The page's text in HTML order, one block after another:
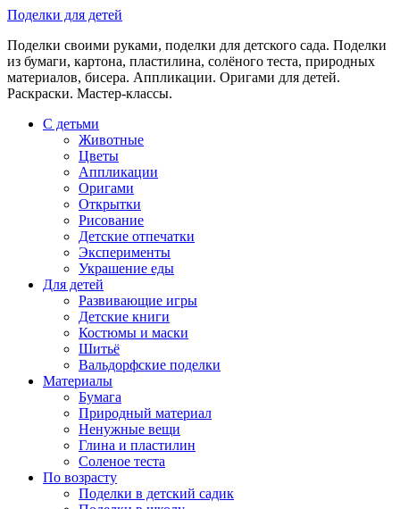
Skip
content
Поделки для детей
Поделки своими руками, поделки для детского сада. Поделки
из бумаги, картона, пластилина, солёного теста, природных
материалов, бисера. Аппликации. Оригами для детей.
Раскраски. Мастер-классы.
С детьми
Животные
Цветы
Аппликации
Оригами
Открытки
Рисование
Детские отпечатки
Эксперименты
Украшение еды
Для детей
Развивающие игры
Детские книги
Костюмы и маски
Шитьё
Вальдорфские поделки
Материалы
Бумага
Природный материал
Ненужные вещи
Глина и пластилин
Соленое теста
По возрасту
Поделки в детский садик